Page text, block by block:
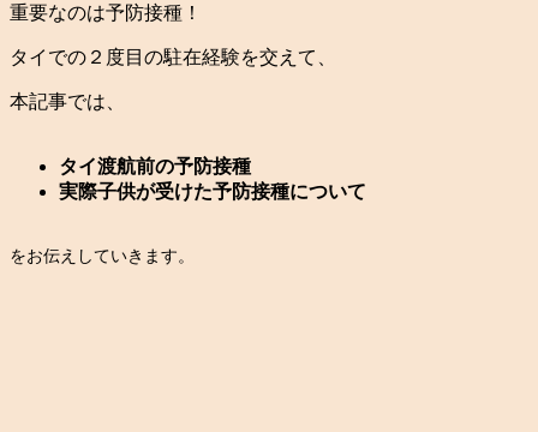
重要なのは予防接種！
タイでの２度目の駐在経験を交えて、
本記事では、
タイ渡航前の予防接種
実際子供が受けた予防接種について
をお伝えしていきます。